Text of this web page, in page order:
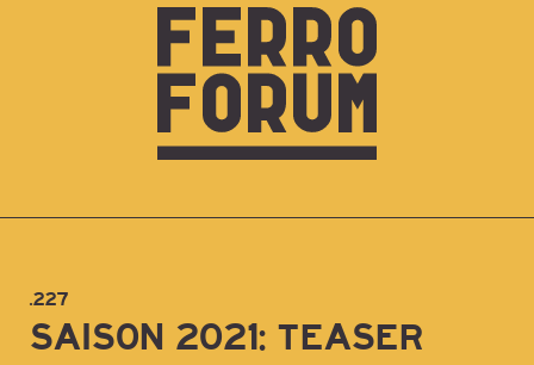
.227
SAISON 2021: TEASER